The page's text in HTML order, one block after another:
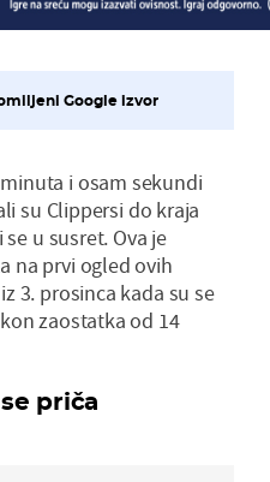
Google izvor
i osam sekundi
su Clippersi do kraja
u susret. Ova je
na prvi ogled ovih
3. prosinca kada su se
zaostatka od 14
priča